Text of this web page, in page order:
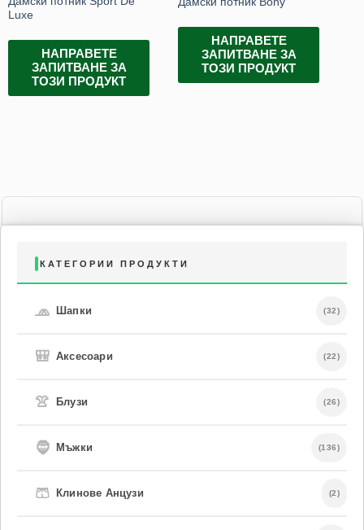
Luxe
НАПРАВЕТЕ
ЗАПИТВАНЕ ЗА
ТОЗИ ПРОДУКТ
НАПРАВЕТЕ
ЗАПИТВАНЕ ЗА
ТОЗИ ПРОДУКТ
КАТЕГОРИИ ПРОДУКТИ
🧢 Шапки (32)
🎒 Аксесоари (22)
👚 Блузи (26)
🧔 Мъжки (136)
🩳 Клинове Анцузи (2)